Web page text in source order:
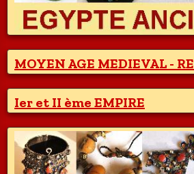
MOYEN AGE MEDIEVAL -
Ier et II ème EMPIRE